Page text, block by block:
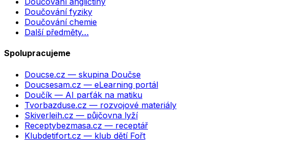
Doučování fyziky
Doučování chemie
Další předměty…
Spolupracujeme
Doucse.cz — skupina Doučse
Doucsesam.cz — eLearning portál
Doučík — AI parťák na matiku
Tvorbazduse.cz — rozvojové materiály
Skiverleih.cz — půjčovna lyží
Receptybezmasa.cz — receptář
Klubdetifort.cz — klub dětí Fořt